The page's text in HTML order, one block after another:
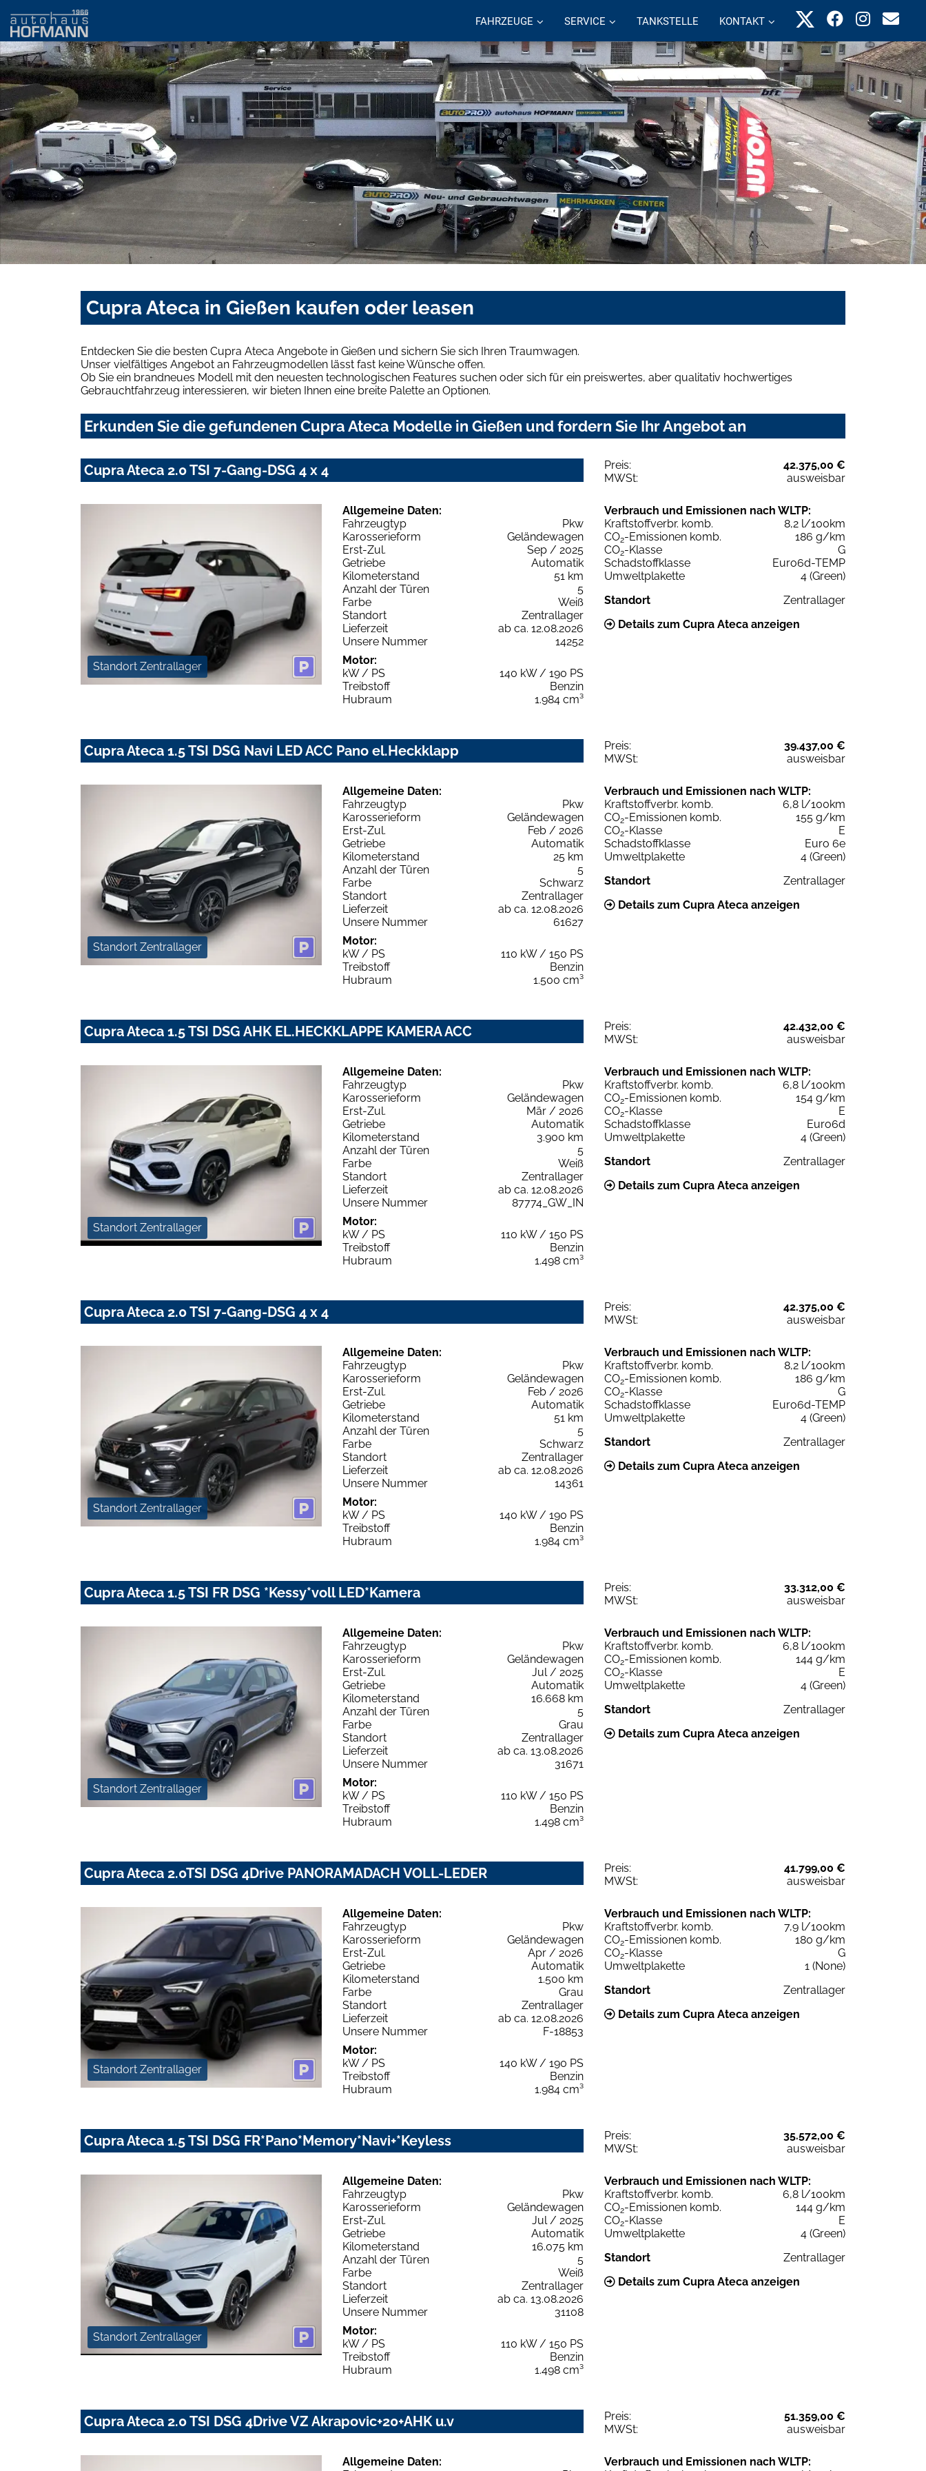
FAHRZEUGE SERVICE TANKSTELLE KONTAKT
Cupra Ateca in Gießen kaufen oder leasen
Entdecken Sie die besten Cupra Ateca Angebote in Gießen und sichern Sie sich Ihren Traumwagen.
Unser vielfältiges Angebot an Fahrzeugmodellen lässt fast keine Wünsche offen.
Ob Sie ein brandneues Modell mit den neuesten technologischen Features suchen oder sich für ein preiswertes, aber qualitativ hochwertiges
Gebrauchtfahrzeug interessieren, wir bieten Ihnen eine breite Palette an Optionen.
Erkunden Sie die gefundenen Cupra Ateca Modelle in Gießen und fordern Sie Ihr Angebot an
Cupra Ateca 2.0 TSI 7-Gang-DSG 4 x 4 Preis:
42.375,00 €
MWSt:
ausweisbar
Standort Zentrallager
Allgemeine Daten:
Fahrzeugtyp
Pkw
Karosserieform
Geländewagen
Erst-Zul.
Sep / 2025
Getriebe
Automatik
Kilometerstand
51 km
Anzahl der Türen
5
Farbe
Weiß
Standort
Zentrallager
Lieferzeit
ab ca. 12.08.2026
Unsere Nummer
14252
Motor:
kW / PS
140 kW / 190 PS
Treibstoff
Benzin
Hubraum
1.984 cm³
Verbrauch und Emissionen nach WLTP:
Kraftstoffverbr. komb.
8,2 l/100km
CO2-Emissionen komb.
186 g/km
CO2-Klasse
G
Schadstoffklasse
Euro6d-TEMP
Umweltplakette
4 (Green)
Standort
Zentrallager
Details zum Cupra Ateca anzeigen
Cupra Ateca 1.5 TSI DSG Navi LED ACC Pano el.Heckklapp Preis:
39.437,00 €
MWSt:
ausweisbar
Standort Zentrallager
Allgemeine Daten:
Fahrzeugtyp
Pkw
Karosserieform
Geländewagen
Erst-Zul.
Feb / 2026
Getriebe
Automatik
Kilometerstand
25 km
Anzahl der Türen
5
Farbe
Schwarz
Standort
Zentrallager
Lieferzeit
ab ca. 12.08.2026
Unsere Nummer
61627
Motor:
kW / PS
110 kW / 150 PS
Treibstoff
Benzin
Hubraum
1.500 cm³
Verbrauch und Emissionen nach WLTP:
Kraftstoffverbr. komb.
6,8 l/100km
CO2-Emissionen komb.
155 g/km
CO2-Klasse
E
Schadstoffklasse
Euro 6e
Umweltplakette
4 (Green)
Standort
Zentrallager
Details zum Cupra Ateca anzeigen
Cupra Ateca 1.5 TSI DSG AHK EL.HECKKLAPPE KAMERA ACC Preis:
42.432,00 €
MWSt:
ausweisbar
Standort Zentrallager
Allgemeine Daten:
Fahrzeugtyp
Pkw
Karosserieform
Geländewagen
Erst-Zul.
Mär / 2026
Getriebe
Automatik
Kilometerstand
3.900 km
Anzahl der Türen
5
Farbe
Weiß
Standort
Zentrallager
Lieferzeit
ab ca. 12.08.2026
Unsere Nummer
87774_GW_IN
Motor:
kW / PS
110 kW / 150 PS
Treibstoff
Benzin
Hubraum
1.498 cm³
Verbrauch und Emissionen nach WLTP:
Kraftstoffverbr. komb.
6,8 l/100km
CO2-Emissionen komb.
154 g/km
CO2-Klasse
E
Schadstoffklasse
Euro6d
Umweltplakette
4 (Green)
Standort
Zentrallager
Details zum Cupra Ateca anzeigen
Cupra Ateca 2.0 TSI 7-Gang-DSG 4 x 4 Preis:
42.375,00 €
MWSt:
ausweisbar
Standort Zentrallager
Allgemeine Daten:
Fahrzeugtyp
Pkw
Karosserieform
Geländewagen
Erst-Zul.
Feb / 2026
Getriebe
Automatik
Kilometerstand
51 km
Anzahl der Türen
5
Farbe
Schwarz
Standort
Zentrallager
Lieferzeit
ab ca. 12.08.2026
Unsere Nummer
14361
Motor:
kW / PS
140 kW / 190 PS
Treibstoff
Benzin
Hubraum
1.984 cm³
Verbrauch und Emissionen nach WLTP:
Kraftstoffverbr. komb.
8,2 l/100km
CO2-Emissionen komb.
186 g/km
CO2-Klasse
G
Schadstoffklasse
Euro6d-TEMP
Umweltplakette
4 (Green)
Standort
Zentrallager
Details zum Cupra Ateca anzeigen
Cupra Ateca 1.5 TSI FR DSG *Kessy*voll LED*Kamera Preis:
33.312,00 €
MWSt:
ausweisbar
Standort Zentrallager
Allgemeine Daten:
Fahrzeugtyp
Pkw
Karosserieform
Geländewagen
Erst-Zul.
Jul / 2025
Getriebe
Automatik
Kilometerstand
16.668 km
Anzahl der Türen
5
Farbe
Grau
Standort
Zentrallager
Lieferzeit
ab ca. 13.08.2026
Unsere Nummer
31671
Motor:
kW / PS
110 kW / 150 PS
Treibstoff
Benzin
Hubraum
1.498 cm³
Verbrauch und Emissionen nach WLTP:
Kraftstoffverbr. komb.
6,8 l/100km
CO2-Emissionen komb.
144 g/km
CO2-Klasse
E
Umweltplakette
4 (Green)
Standort
Zentrallager
Details zum Cupra Ateca anzeigen
Cupra Ateca 2.0TSI DSG 4Drive PANORAMADACH VOLL-LEDER Preis:
41.799,00 €
MWSt:
ausweisbar
Standort Zentrallager
Allgemeine Daten:
Fahrzeugtyp
Pkw
Karosserieform
Geländewagen
Erst-Zul.
Apr / 2026
Getriebe
Automatik
Kilometerstand
1.500 km
Farbe
Grau
Standort
Zentrallager
Lieferzeit
ab ca. 12.08.2026
Unsere Nummer
F-18853
Motor:
kW / PS
140 kW / 190 PS
Treibstoff
Benzin
Hubraum
1.984 cm³
Verbrauch und Emissionen nach WLTP:
Kraftstoffverbr. komb.
7,9 l/100km
CO2-Emissionen komb.
180 g/km
CO2-Klasse
G
Umweltplakette
1 (None)
Standort
Zentrallager
Details zum Cupra Ateca anzeigen
Cupra Ateca 1.5 TSI DSG FR*Pano*Memory*Navi+*Keyless Preis:
35.572,00 €
MWSt:
ausweisbar
Standort Zentrallager
Allgemeine Daten:
Fahrzeugtyp
Pkw
Karosserieform
Geländewagen
Erst-Zul.
Jul / 2025
Getriebe
Automatik
Kilometerstand
16.075 km
Anzahl der Türen
5
Farbe
Weiß
Standort
Zentrallager
Lieferzeit
ab ca. 13.08.2026
Unsere Nummer
31108
Motor:
kW / PS
110 kW / 150 PS
Treibstoff
Benzin
Hubraum
1.498 cm³
Verbrauch und Emissionen nach WLTP:
Kraftstoffverbr. komb.
6,8 l/100km
CO2-Emissionen komb.
144 g/km
CO2-Klasse
E
Umweltplakette
4 (Green)
Standort
Zentrallager
Details zum Cupra Ateca anzeigen
Cupra Ateca 2.0 TSI DSG 4Drive VZ Akrapovic+20+AHK u.v Preis:
51.359,00 €
MWSt:
ausweisbar
Allgemeine Daten:
Verbrauch und Emissionen nach WLTP: